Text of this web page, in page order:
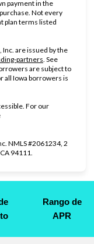
payment in the
Not every
plan terms listed
are issued by the
partners (opens in new
See
are subject to
all Iowa borrowers is
For our
NMLS #2061234, 2
94111.
Rango de
APR